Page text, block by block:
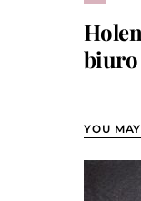
biuro
YOU